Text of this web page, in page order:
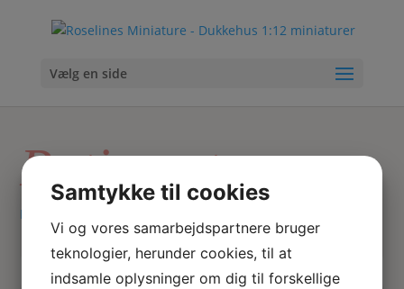
Vælg en side
Patineret vase
Hjem
Skriv
Søg
Samtykke til cookies
Vi og vores samarbejdspartnere bruger
teknologier, herunder cookies, til at
indsamle oplysninger om dig til forskellige